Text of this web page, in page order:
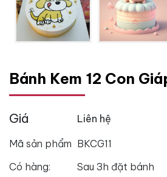
Bánh Kem 12 Con
Giá Liên hệ
Mã sản phẩm BKCG11
Có hàng:
Sau 3h đặt bánh